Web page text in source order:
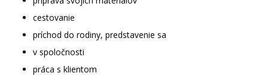
cestovanie
príchod do rodiny, predstavenie sa
v spoločnosti
práca s klientom